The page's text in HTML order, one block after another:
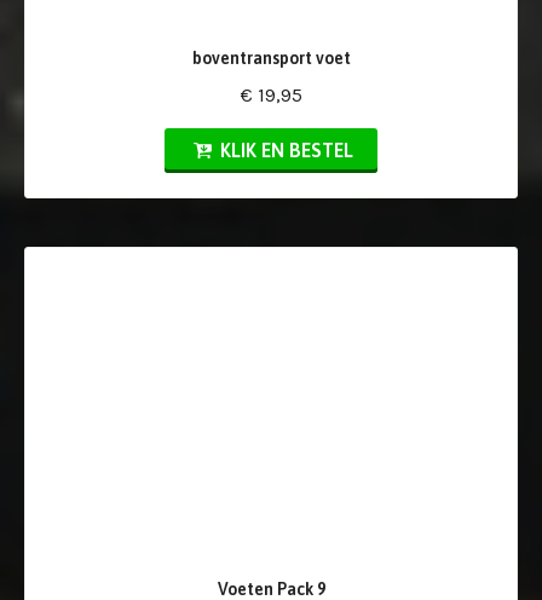
boventransport voet
€ 19,95
KLIK EN BESTEL
Voeten Pack 9